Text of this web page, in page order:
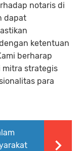
notaris di
dapat
ketentuan
berharap
mitra strategis
para